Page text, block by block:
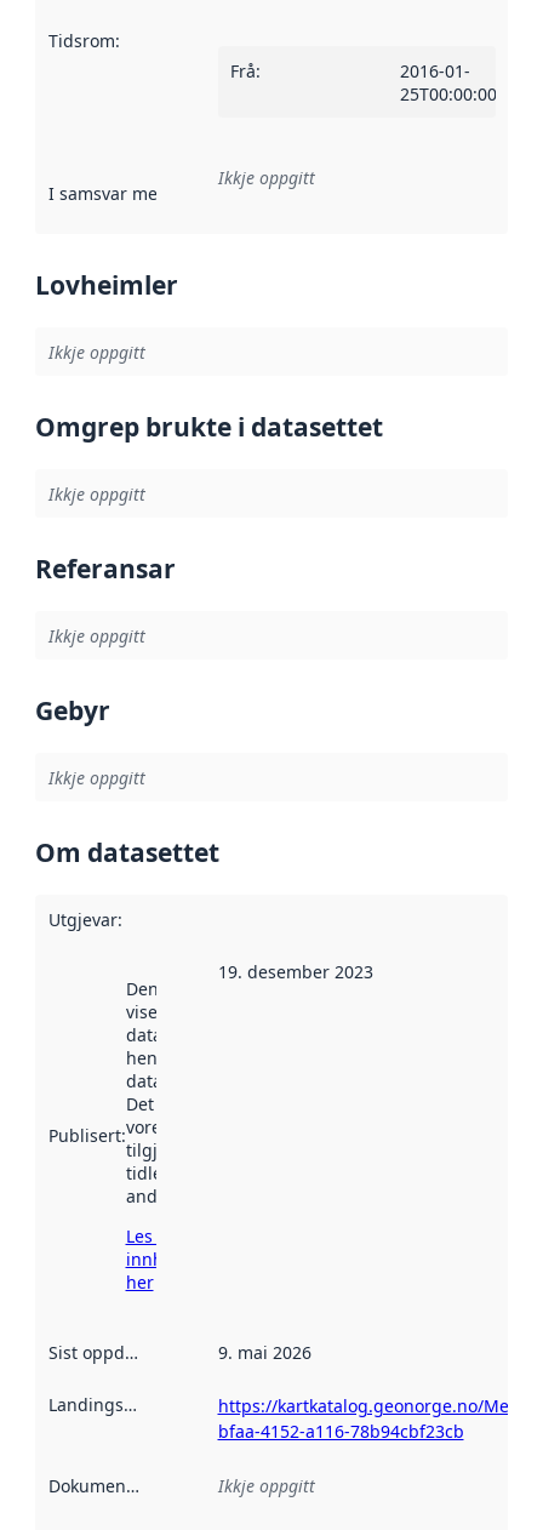
Tidsrom:
Frå:
2016-01-
25T00:00:00Z
I samsvar med Referanse til ei implementeringsregel eller
Ikkje oppgitt
Lovheimler
Ikkje oppgitt
Omgrep brukte i datasettet
Ikkje oppgitt
Referansar
Ikkje oppgitt
Gebyr
Ikkje oppgitt
Om datasettet
Utgjevar:
Publisert:
Denne datoen
viser når
datasettet vart
henta inn av
data.norge.no.
Det kan ha
vore
tilgjengeleg
tidlegare
andre stader.
Les meir om
innhenting
her
19. desember 2023
Sist oppdatert 9. mai 2026
Landingsside
https://kartkatalog.geonorge.no/
bfaa-4152-a116-78b94cbf23cb
Dokumentasjon Ikkje oppgitt